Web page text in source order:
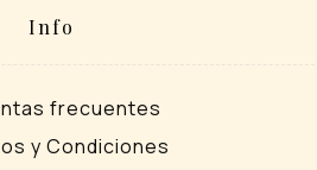
Info
frecuentes
y Condiciones